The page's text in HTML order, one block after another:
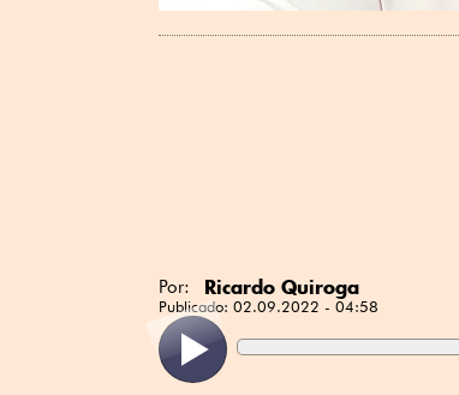
Por: Ricardo Quiroga
Publicado: 02.09.2022 - 04:58